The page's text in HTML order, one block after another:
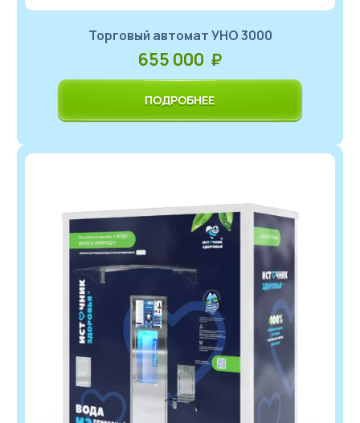
Торговый автомат УНО 3000
655 000 ₽
ПОДРОБНЕЕ